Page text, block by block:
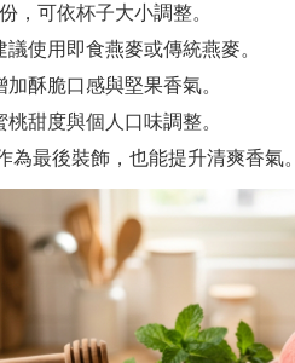
，可依杯子大小調整。
議使用即食燕麥或傳統燕麥。
加酥脆口感與堅果香氣。
甜度與個人口味調整。
為最後裝飾，也能提升清爽香氣。